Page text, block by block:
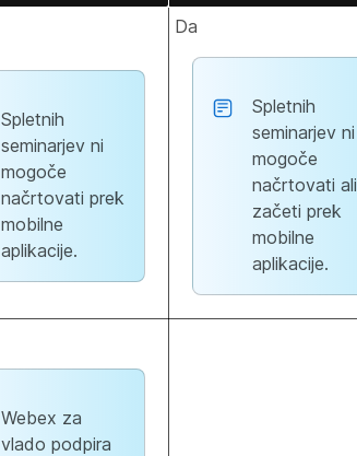
Spletnih
seminarjev ni
mogoče
načrtovati prek
mobilne
aplikacije.
Da
Spletnih
seminarjev ni
mogoče
načrtovati ali
začeti prek
mobilne
aplikacije.
Webex za
vlado podpira